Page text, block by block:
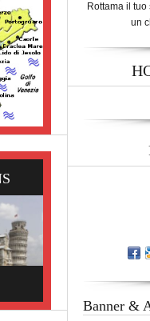
Rottama il
un
Banner &